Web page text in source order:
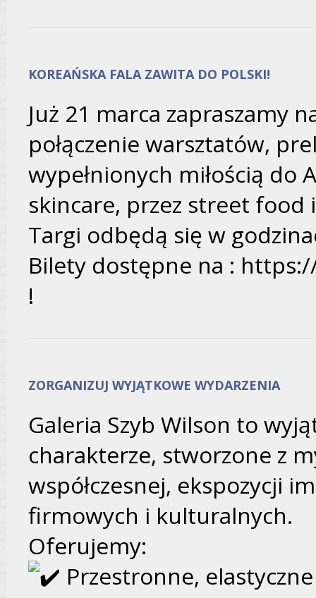
KOREAŃSKA FALA ZAWITA DO POLSKI!
Już 21 marca zapraszamy
połączenie warsztatów,
wypełnionych miłością do
skincare, przez street food
Targi odbędą się w
Bilety dostępne na :
!
ZORGANIZUJ WYJĄTKOWE WYDARZENIA
Galeria Szyb Wilson to
charakterze, stworzone z
współczesnej, ekspozycji
firmowych i kulturalnych.
Oferujemy:
Przestronne,